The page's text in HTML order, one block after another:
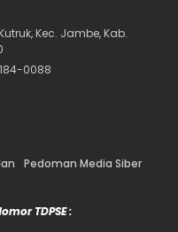
Kec. Jambe, Kab.
0088
Pedoman Media Siber
TDPSE :